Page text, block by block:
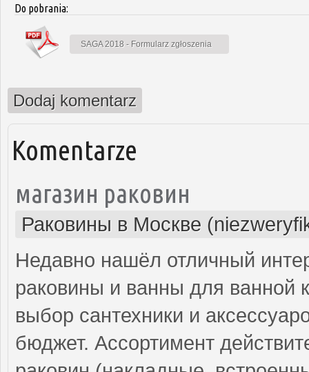
Do pobrania:
SAGA 2018 - Formularz zgłoszenia
Dodaj komentarz
Komentarze
магазин раковин
Раковины в Москве
Недавно нашёл отличный
раковины и ванны для ванной
выбор сантехники и
бюджет. Ассортимент